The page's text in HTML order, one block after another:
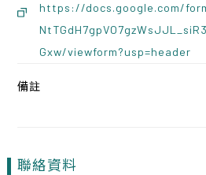
https://docs.google.com/
Gxw/viewform?usp=header
備註
聯絡資料